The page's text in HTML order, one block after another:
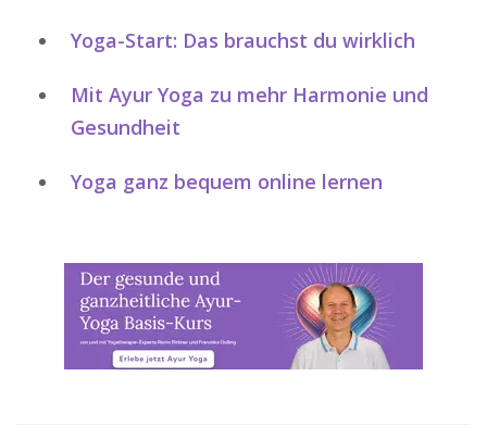
Yoga-Start: Das brauchst du wirklich
Mit Ayur Yoga zu mehr Harmonie und
Gesundheit
Yoga ganz bequem online lernen